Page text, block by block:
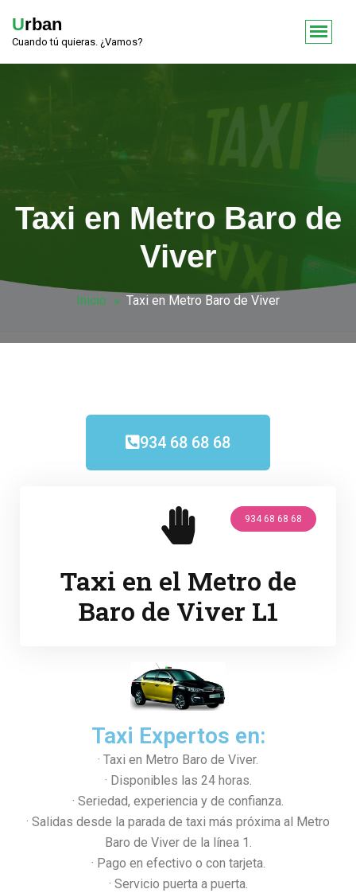
Urban
Cuando tú quieras. ¿Vamos?
Taxi en Metro Baro de
Viver
Inicio Taxi en Metro Baro de Viver
934 68 68 68
934 68 68 68
Taxi en el Metro de
Baro de Viver L1
Taxi Expertos en:
· Taxi en Metro Baro de Viver.
· Disponibles las 24 horas.
· Seriedad, experiencia y de confianza.
· Salidas desde la parada de taxi más próxima al Metro
Baro de Viver de la línea 1.
· Pago en efectivo o con tarjeta.
· Servicio puerta a puerta.